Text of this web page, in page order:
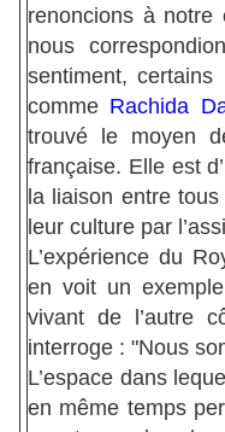
renoncions à notre
nous
sentiment, certains
comme Rachida
trouvé le moyen
française. Elle est
la liaison entre
leur culture par
L’expérience du
en voit un
vivant de l’autre
interroge : "Nous
L’espace dans
en même temps